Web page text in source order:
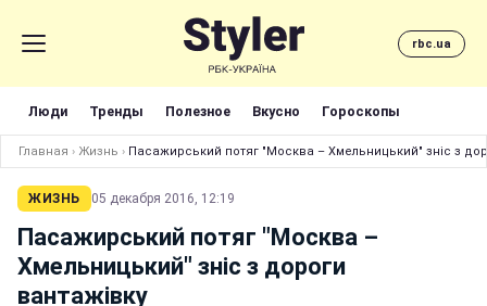
rbc.ua
Люди Тренды Полезное Вкусно Гороскопы
Главная › Жизнь › Пасажирський потяг "Москва – Хмельницький" зніс з
ЖИЗНЬ 05 декабря 2016, 12:19
Пасажирський потяг "Москва –
Хмельницький" зніс з дороги
вантажівку